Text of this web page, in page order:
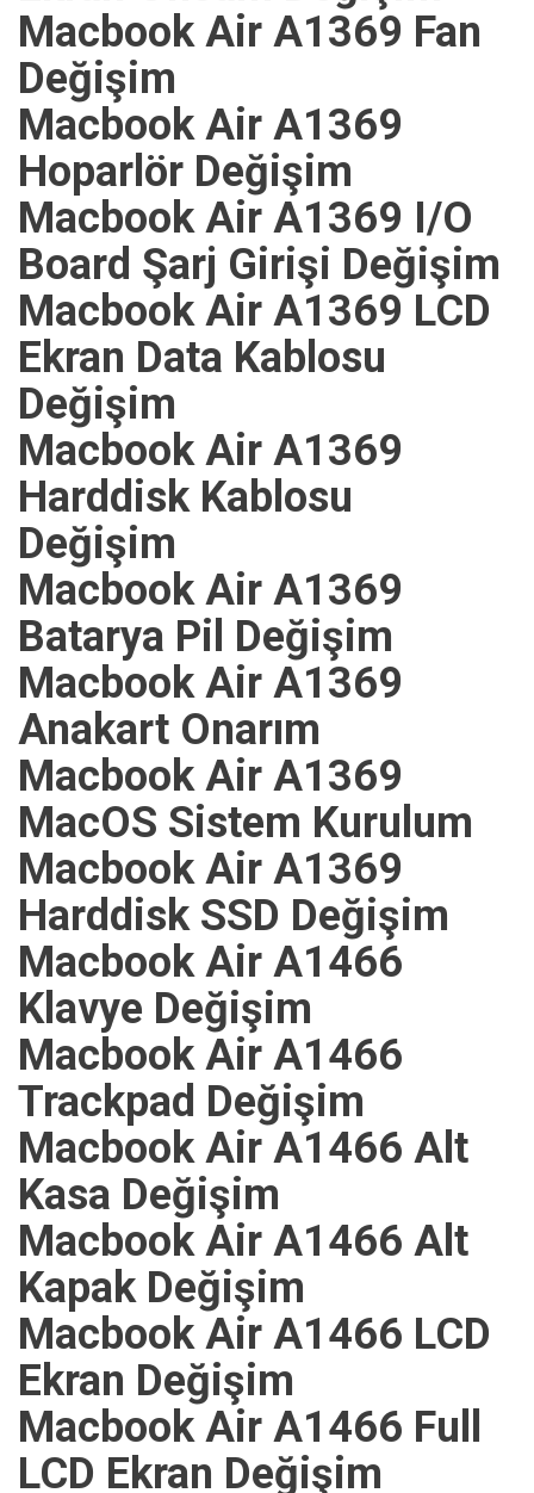
Macbook Air A1369 Fan
Değişim
Macbook Air A1369
Hoparlör Değişim
Macbook Air A1369 I/O
Board Şarj Girişi Değişim
Macbook Air A1369 LCD
Ekran Data Kablosu
Değişim
Macbook Air A1369
Harddisk Kablosu
Değişim
Macbook Air A1369
Batarya Pil Değişim
Macbook Air A1369
Anakart Onarım
Macbook Air A1369
MacOS Sistem Kurulum
Macbook Air A1369
Harddisk SSD Değişim
Macbook Air A1466
Klavye Değişim
Macbook Air A1466
Trackpad Değişim
Macbook Air A1466 Alt
Kasa Değişim
Macbook Air A1466 Alt
Kapak Değişim
Macbook Air A1466 LCD
Ekran Değişim
Macbook Air A1466 Full
LCD Ekran Değişim